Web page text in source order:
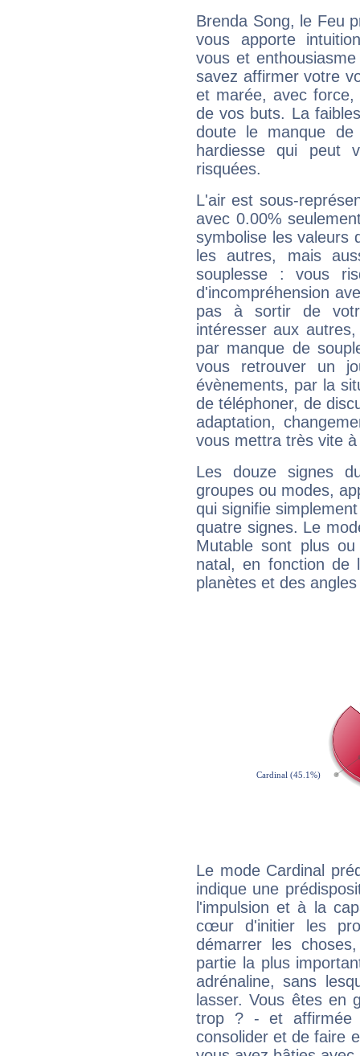
Brenda Song, le Feu
vous apporte
vous et
savez affirmer votre
et marée, avec
de vos buts. La
doute le manque
hardiesse qui peut
risquées.
L'air est sous-
avec 0.00%
symbolise les valeurs
les autres, mais
souplesse : vous
d'incompréhension
pas à sortir de
intéresser aux
par manque de
vous retrouver un
évènements, par la
de téléphoner, de
adaptation,
vous mettra très vite
Les douze signes
groupes ou modes,
qui signifie
quatre signes. Le
Mutable sont plus
natal, en fonction de
planètes et des
Le mode Cardinal
indique une
l'impulsion et à la
cœur d'initier les
démarrer les
partie la plus
adrénaline, sans
lasser. Vous êtes en
trop ? - et affirmée
consolider et de faire